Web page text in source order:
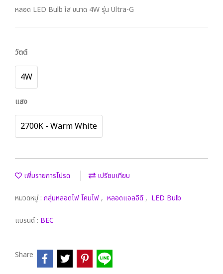
หลอด LED Bulb ใส ขนาด 4W รุ่น Ultra-G
วัตต์
4W
แสง
2700K - Warm White
เพิ่มรายการโปรด เปรียบเทียบ
หมวดหมู่ : กลุ่มหลอดไฟ โคมไฟ , หลอดแอลอีดี , LED Bulb
แบรนด์ : BEC
Share